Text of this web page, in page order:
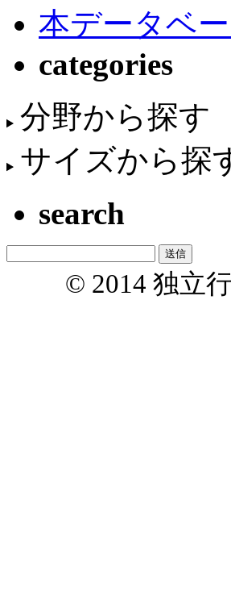
本データベ
categories
分野から探す
サイズから探
search
© 2014 独立